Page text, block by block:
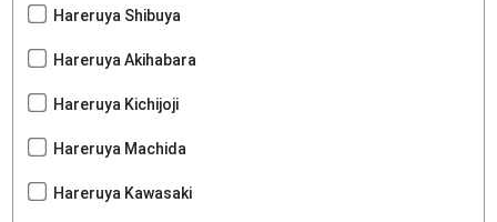
Hareruya Shibuya
Hareruya Akihabara
Hareruya Kichijoji
Hareruya Machida
Hareruya Kawasaki